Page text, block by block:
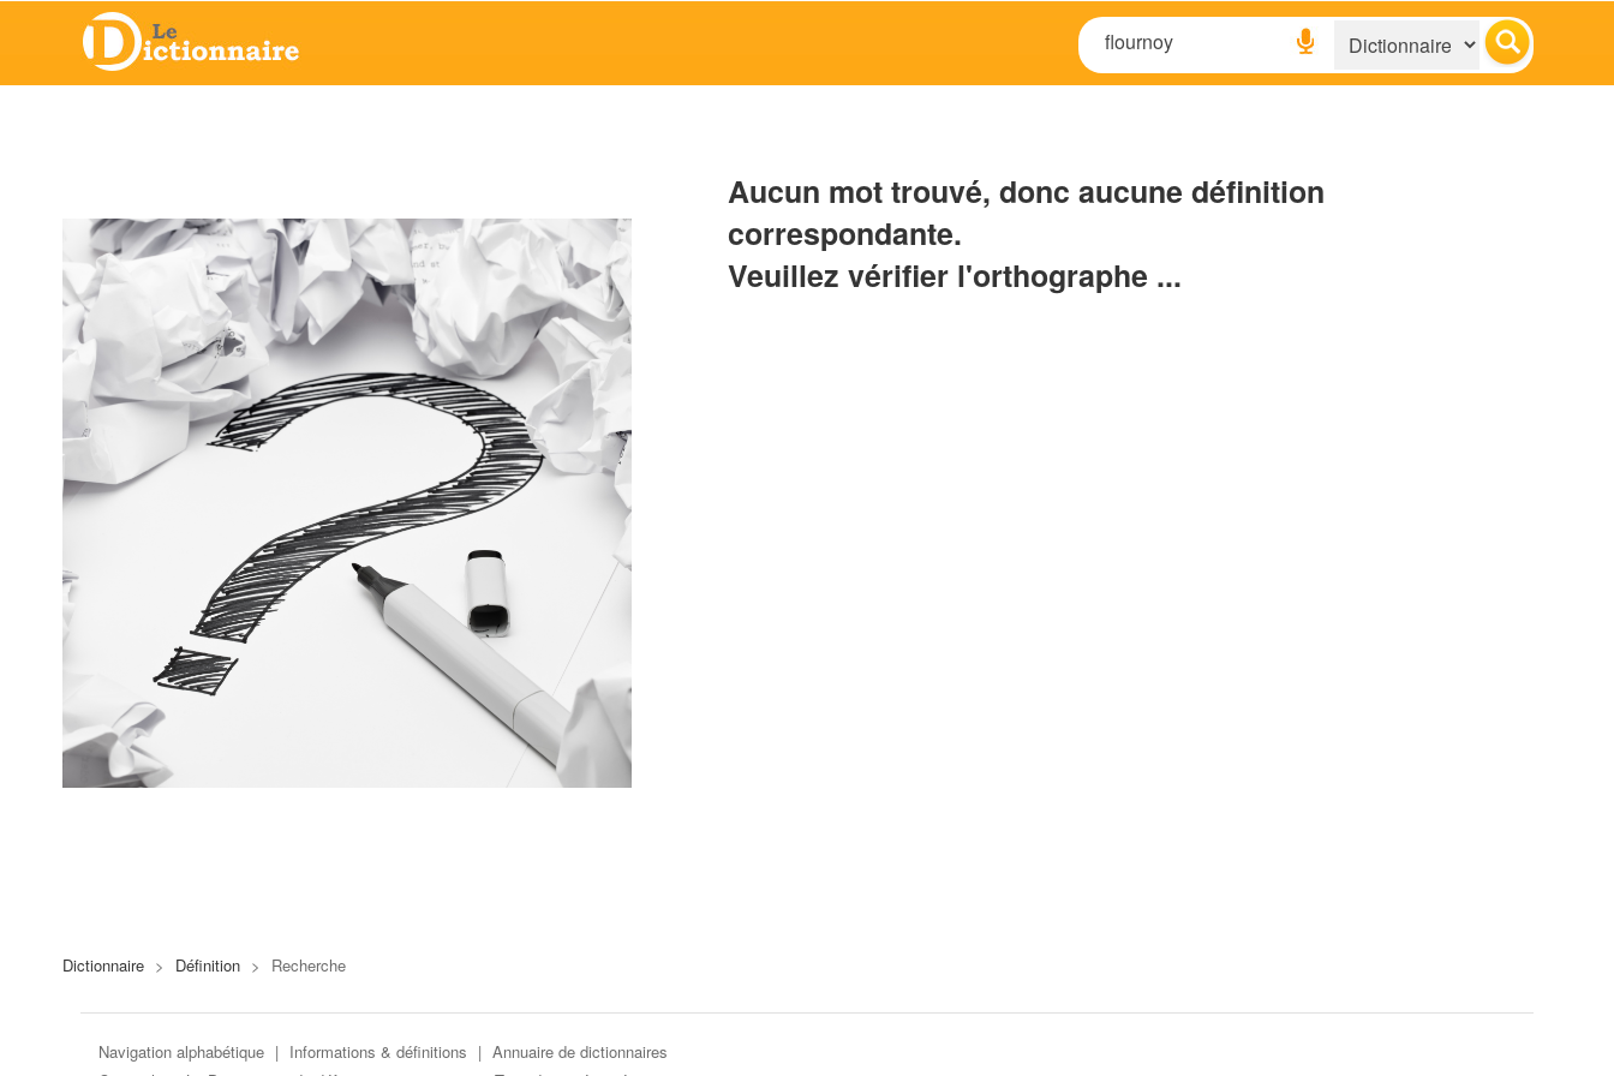
Aucun mot trouvé, donc aucune définition
correspondante.
Veuillez vérifier l'orthographe ...
Dictionnaire > Définition > Recherche
Navigation alphabétique | Informations & définitions | Annuaire de dictionnaires